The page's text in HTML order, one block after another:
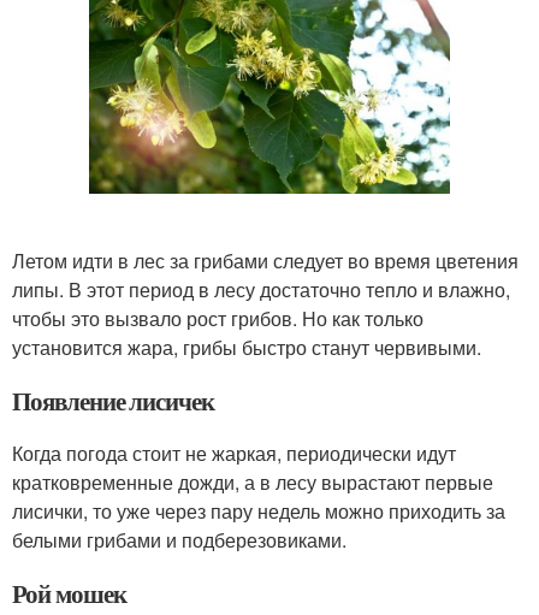
Летом идти в лес за грибами следует во время цветения
липы. В этот период в лесу достаточно тепло и влажно,
чтобы это вызвало рост грибов. Но как только
установится жара, грибы быстро станут червивыми.
Появление лисичек
Когда погода стоит не жаркая, периодически идут
кратковременные дожди, а в лесу вырастают первые
лисички, то уже через пару недель можно приходить за
белыми грибами и подберезовиками.
Рой мошек